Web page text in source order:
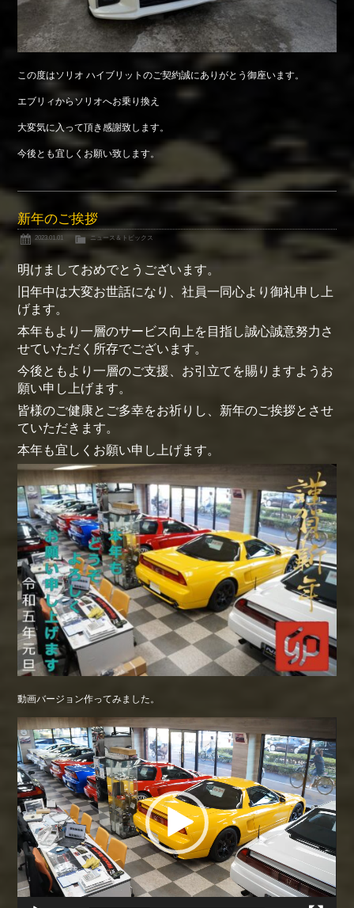
この度はソリオ ハイブリットのご契約誠にありがとう御座います。
エブリィからソリオへお乗り換え
大変気に入って頂き感謝致します。
今後とも宜しくお願い致します。
新年のご挨拶
2023.01.01 ニュース＆トピックス
明けましておめでとうございます。
旧年中は大変お世話になり、社員一同心より御礼申し上
げます。
本年もより一層のサービス向上を目指し誠心誠意努力さ
せていただく所存でございます。
今後ともより一層のご支援、お引立てを賜りますようお
願い申し上げます。
皆様のご健康とご多幸をお祈りし、新年のご挨拶とさせ
ていただきます。
本年も宜しくお願い申し上げます。
動画バージョン作ってみました。
動
画
プ
レ
ー
ヤ
ー